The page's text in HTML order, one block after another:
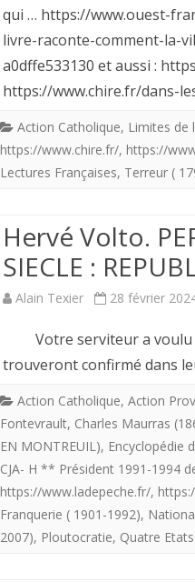
qui … https://www.ouest-
livre-raconte-comment-la-
a0dffe533130 et aussi :
https://www.chire.fr/dans-
Action Catholique, Limites de
https://www.chire.fr/, https://
Lectures Françaises, Terreur (
Hervé Volto.
SIECLE :
Alain Texier 28 février
Votre serviteur a voulu
trouveront confirmé dans
Action Catholique, Action
Fontevrault, Charles Maurras
EN MONTREUIL), Encyclopédie
CJA- H ** Président 1991-1994
https://www.ladepeche.fr/,
Franquerie ( 1901-1992),
2007), Ploutocratie, Quatre